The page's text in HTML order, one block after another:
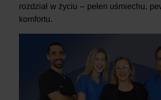
rozdział w życiu – pełen uśmiechu,
komfortu.